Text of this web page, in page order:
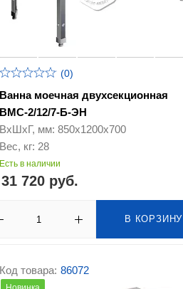
(0)
Ванна моечная двухсекционная
ВМС-2/12/7-Б-ЭН
ВхШхГ, мм: 850х1200х700
Вес, кг: 28
Есть в наличии
31 720 руб.
В КОРЗИНУ
Код товара: 86072